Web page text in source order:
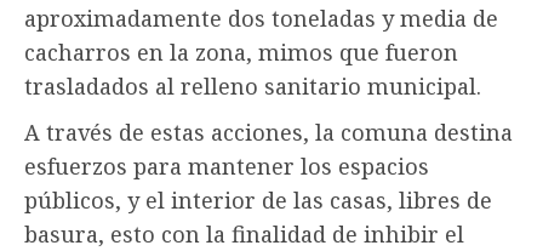
aproximadamente dos toneladas y media de
cacharros en la zona, mimos que fueron
trasladados al relleno sanitario municipal.
A través de estas acciones, la comuna destina
esfuerzos para mantener los espacios
públicos, y el interior de las casas, libres de
basura, esto con la finalidad de inhibir el